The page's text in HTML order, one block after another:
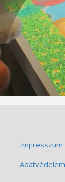
Impresszum
Adatvédelem